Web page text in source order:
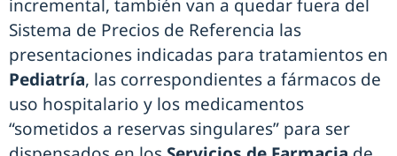
incremental, también van a quedar fuera del
Sistema de Precios de Referencia las
presentaciones indicadas para tratamientos en
Pediatría, las correspondientes a fármacos de
uso hospitalario y los medicamentos
“sometidos a reservas singulares” para ser